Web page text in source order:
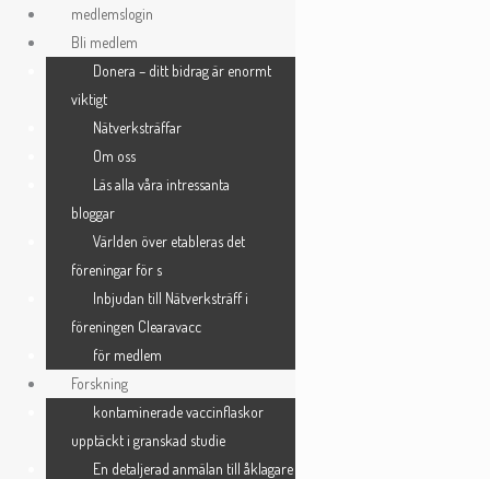
Skip
Registrera dig
E-postadress
Lösenord*
Bekräfta lösenord*
medlemslogin
Bli medlem
Donera – ditt bidrag är enormt
viktigt
Nätverksträffar
Om oss
Läs alla våra intressanta
bloggar
Världen över etableras det
föreningar för s
Inbjudan till Nätverksträff i
föreningen Clearavacc
för medlem
Forskning
kontaminerade vaccinflaskor
upptäckt i granskad studie
En detaljerad anmälan till åklagare